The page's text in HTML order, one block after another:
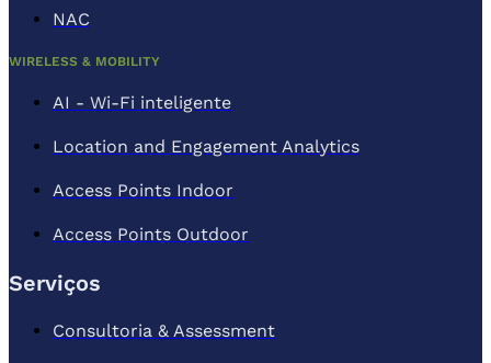
NAC
WIRELESS & MOBILITY
AI - Wi-Fi inteligente
Location and Engagement Analytics
Access Points Indoor
Access Points Outdoor
Serviços
Consultoria & Assessment